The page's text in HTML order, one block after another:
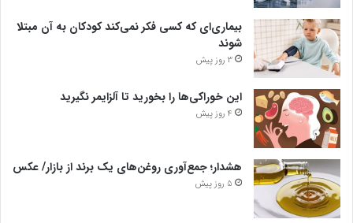
بیماری‌ای که کسی فکر نمی‌کند کودکان به آن مبتلا
شوند
3 روز پیش
این خوراکی‌ها را بخورید تا آلزایمر نگیرید
4 روز پیش
هشدار؛ جمع‌آوری روغن‌های یک برند از بازار/ عکس
5 روز پیش